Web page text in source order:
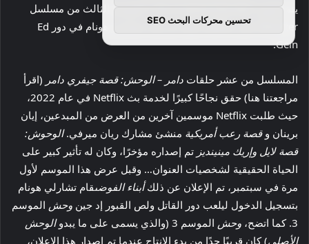
يتم تصوير The Original Monster، الموسم الثالث من مسلسل
Monster على Netflix، وقد تم رصد تشارلي هونام في دور Ed
Gein.
المسلسل من عشر حلقات دامر – الوحش: قصة جيفري دامر (اقرأ
مراجعتنا هنا) حقق نجاحًا كبيرًا لخدمة بث Netflix في عام 2022،
حيث طلبت Netflix موسمين آخرين من العرض من المبدعين، إيان
برينان وقصة رعب أمريكية منشئ مشارك ريان ميرفي.الوحوش:
قصة لايل وإريك مينينديز تم إصداره مؤخرًا، وكان له تأثير كبير على
الحياة الحقيقية لشخصيات العنوان… وقبل عرض هذا الموسم لأول
مرة في سبتمبر، تم الإعلان عن ذلكأبناء الفوضىقام تشارلي هونام
بتسجيل الدخول ليلعب دور القاتل ولص القبور إد جين وحش الموسم
3. كما اتضح،
وحش الموسم 3 (والذي يسمى على ما يبدو
الوحش
الأصلي) كان قريبًا جدًا من بدء الإنتاج عندما تم إصدار هذا الإعلان،
تحسين محركات البحث SEO